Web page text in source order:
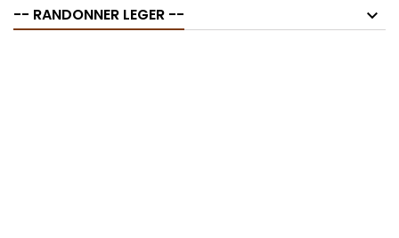
-- RANDONNER LEGER --